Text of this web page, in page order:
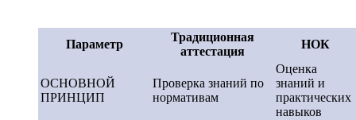
Параметр
Традиционная
аттестация
НОК
ОСНОВНОЙ
ПРИНЦИП
Проверка знаний по
нормативам
Оценка
знаний и
практических
навыков